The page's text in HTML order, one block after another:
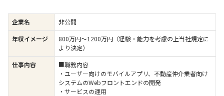
企業名
非公開
年収イメージ
800万円〜1200万円（経験・能力を考慮の上当社規定に
より決定）
仕事内容
■職務内容
・ユーザー向けのモバイルアプリ、不動産仲介業者向け
システムのWebフロントエンドの開発
・サービスの運用